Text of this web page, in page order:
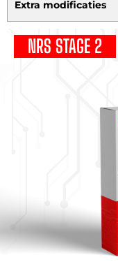
Extra modificaties
NRS STAGE 2